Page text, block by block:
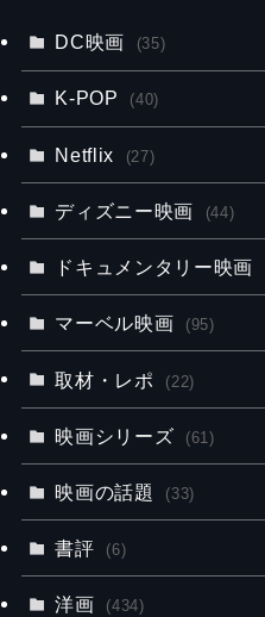
DC映画 (35)
K-POP (40)
Netflix (27)
ディズニー映画 (44)
ドキュメンタリー映画
マーベル映画 (95)
取材・レポ (22)
映画シリーズ (61)
映画の話題 (33)
書評 (6)
洋画 (434)